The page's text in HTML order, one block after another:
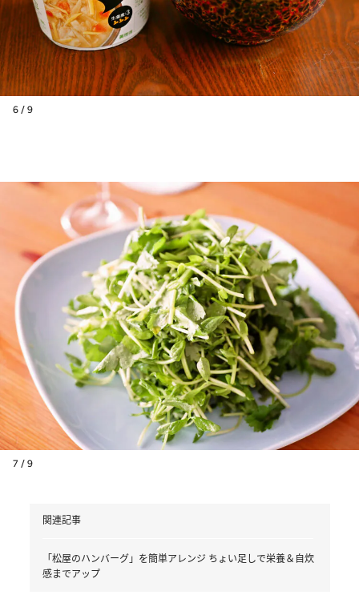
6 / 9
7 / 9
関連記事
「松屋のハンバーグ」を簡単アレンジ ちょい足しで栄養＆自炊
感までアップ